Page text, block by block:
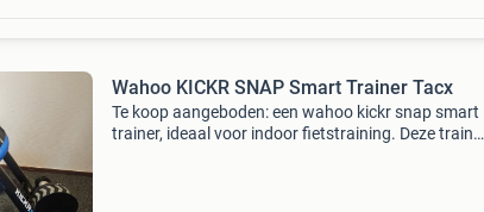
Wahoo KICKR SNAP Smart Trainer Tacx
Te koop aangeboden: een wahoo kickr snap smart
trainer, ideaal voor indoor fietstraining. Deze trainer